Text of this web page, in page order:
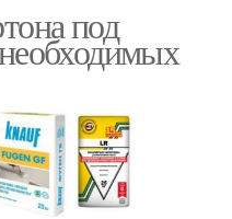
под